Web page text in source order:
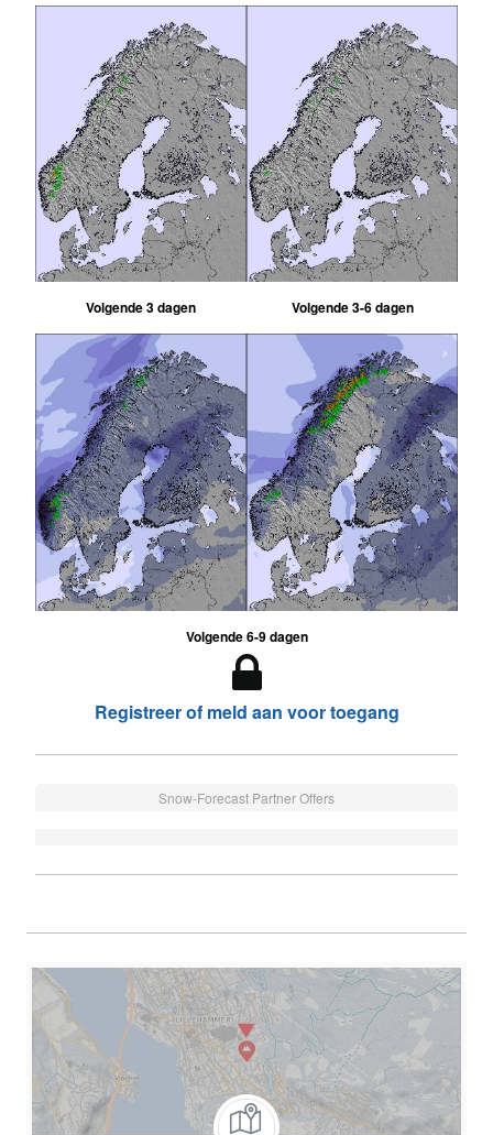
Volgende 3 dagen Volgende 3-6 dagen
Volgende 6-9 dagen
Registreer of meld aan voor toegang
Snow-Forecast Partner Offers